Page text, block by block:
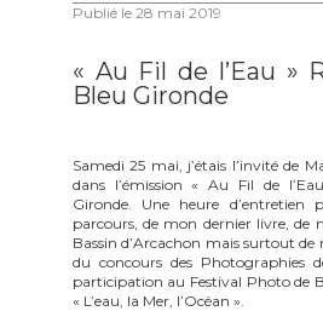
Publié le 28 mai 2019
« Au Fil de l’Eau »
Bleu Gironde
Samedi 25 mai, j’étais l’invité de
dans l’émission « Au Fil de
Gironde. Une heure
parcours, de mon dernier livre, de
Bassin d’Arcachon mais surtout de
du concours des Photographies
participation au Festival Photo de
« L’eau, la Mer, l’Océan ».